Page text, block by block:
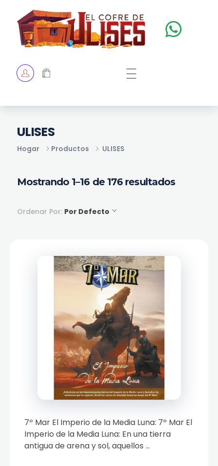
TIENDA
Hogar Productos ULISES
ULISES
Mostrando 1–16 de 176 resultados
Ordenar Por: Por Defecto
7º Mar El Imperio de la Media Luna: 7º Mar El
Imperio de la Media Luna: En una tierra
antigua de arena y sol, aquellos ...